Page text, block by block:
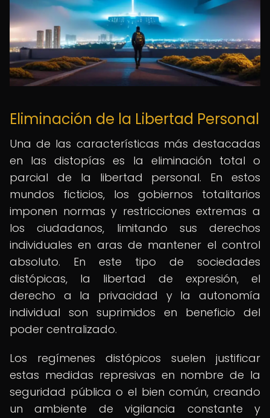
Eliminación de la Libertad Personal
Una de las características más destacadas
en las distopías es la eliminación total o
parcial de la libertad personal. En estos
mundos ficticios, los gobiernos totalitarios
imponen normas y restricciones extremas a
los ciudadanos, limitando sus derechos
individuales en aras de mantener el control
absoluto. En este tipo de sociedades
distópicas, la libertad de expresión, el
derecho a la privacidad y la autonomía
individual son suprimidos en beneficio del
poder centralizado.
Los regímenes distópicos suelen justificar
estas medidas represivas en nombre de la
seguridad pública o el bien común, creando
un ambiente de vigilancia constante y